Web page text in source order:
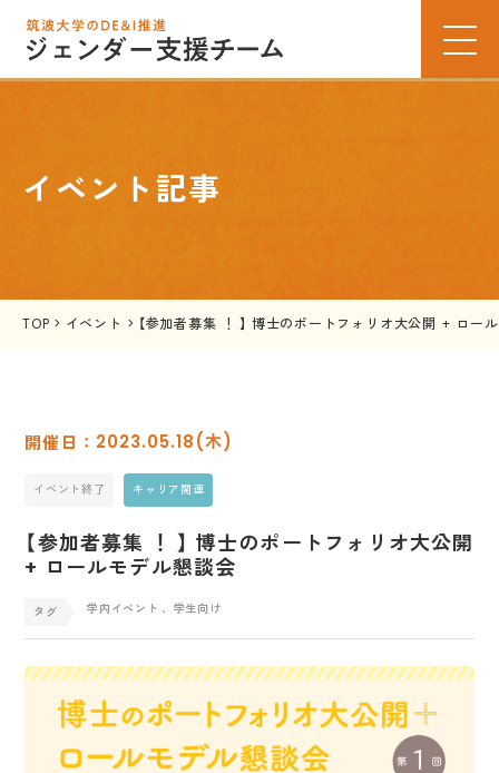
イベント記事
TOP > イベント > 【参加者募集 ！ 】 博士のポートフォリオ大公開 + ロー
2023.05.18(木)
イベント終了 キャリア関連
【参加者募集 ！ 】 博士のポートフォリオ大公開
+ ロールモデル懇談会
学内イベント 、学生向け